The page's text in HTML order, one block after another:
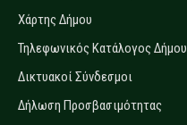
Χάρτης Δήμου
Τηλεφωνικός Κατάλογος Δήμου
Δικτυακοί Σύνδεσμοι
Δήλωση Προσβασιμότητας